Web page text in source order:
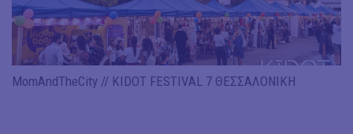
MomAndTheCity // KIDOT FESTIVAL 7 ΘΕΣΣΑΛΟΝΙΚΗ